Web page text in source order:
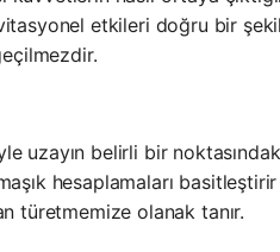
etkileri doğru bir
uzayın belirli bir
hesaplamaları
türetmemize olanak tanır.